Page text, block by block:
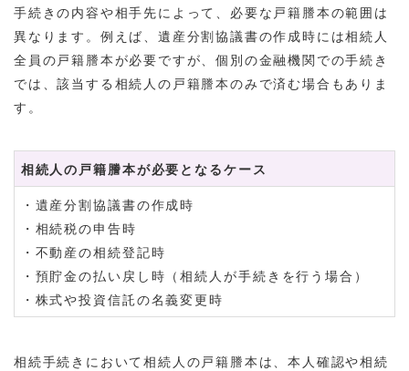
手続きの内容や相手先によって、必要な戸籍謄本の範囲は
異なります。例えば、遺産分割協議書の作成時には相続人
全員の戸籍謄本が必要ですが、個別の金融機関での手続き
では、該当する相続人の戸籍謄本のみで済む場合もありま
す。
相続人の戸籍謄本が必要となるケース
・遺産分割協議書の作成時
・相続税の申告時
・不動産の相続登記時
・預貯金の払い戻し時（相続人が手続きを行う場合）
・株式や投資信託の名義変更時
相続手続きにおいて相続人の戸籍謄本は、本人確認や相続